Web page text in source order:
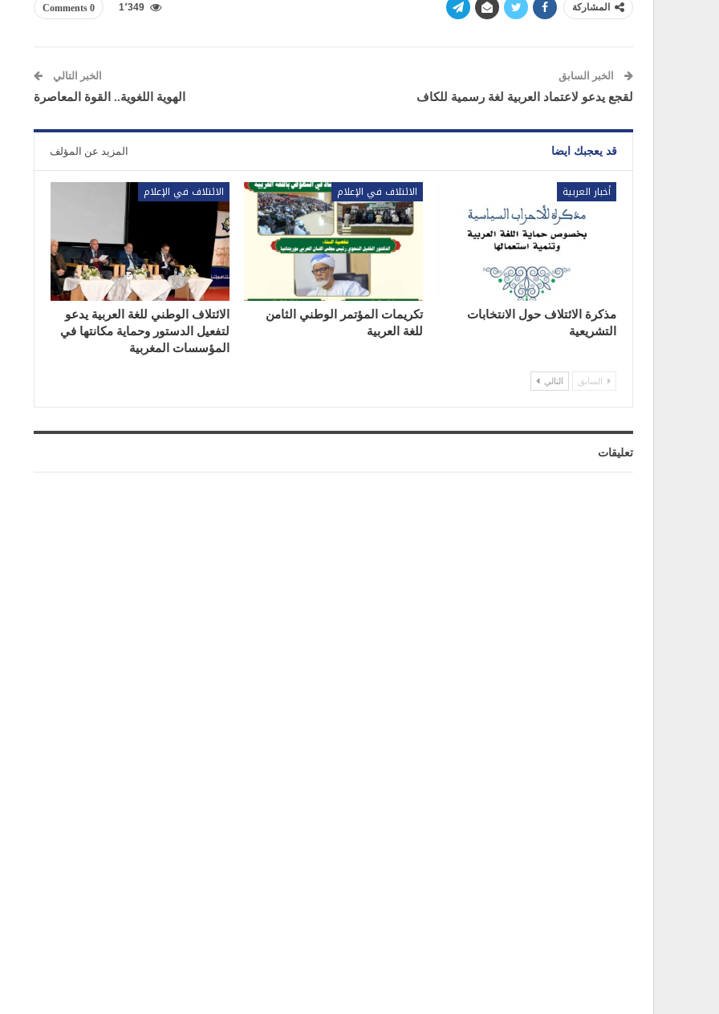
المشاركة 0 Comments 1٬349
الخبر السابق
لقجع يدعو لاعتماد العربية لغة رسمية للكاف
الخبر التالي
الهوية اللغوية.. القوة المعاصرة
قد يعجبك ايضا المزيد عن المؤلف
أخبار العربية
مذكرة الائتلاف حول الانتخابات
التشريعية
الائتلاف في الإعلام
تكريمات المؤتمر الوطني الثامن
للغة العربية
الائتلاف في الإعلام
الائتلاف الوطني للغة العربية يدعو
لتفعيل الدستور وحماية مكانتها في
المؤسسات المغربية
السابق التالي
تعليقات